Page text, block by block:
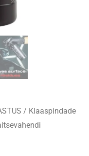
/ Klaaspindade